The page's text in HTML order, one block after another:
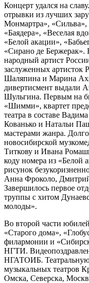
Концерт удался на
отрывки из лучших
Монмартра»,
«Баядера», «Веселая
«Белой акации»,
«Сирано де
народный артист
заслуженных
Шаляпина и Марина
дивертисмент выдали
Шульгина. Первым на
«Шимми», квартет
театра в составе
Кованько и Натальи
мастерами жанра.
новосибирской
Титкову и Ивана
коду номера из «Белой
рисунок
Анна Фроколо,
Завершилось первое
труппы с хитом
молоды».
Во второй части
«Старого дома»,
филармонии и
НГТИ.
НГАТОИБ. Театральную
музыкальных театров
Омска, Северска,